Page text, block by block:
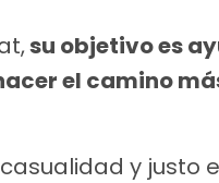
su objetivo es
el camino
y justo